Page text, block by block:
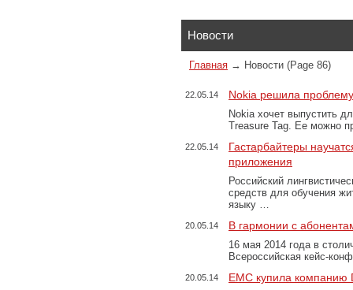
Новости
Главная → Новости (Page 86)
22.05.14 Nokia решила
Nokia хочет выпустить
Treasure Tag. Ее можно
22.05.14
Гастарбайтеры
приложения
Российский
средств для обучения
языку …
20.05.14 В гармонии с
16 мая 2014 года в
Всероссийская кейс-
20.05.14 EMC купила компанию